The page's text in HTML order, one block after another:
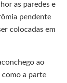
as paredes e
pendente
colocadas em
ao
como a parte